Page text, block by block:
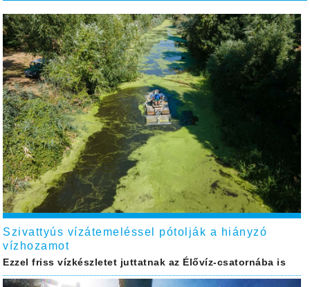
Szivattyús vízátemeléssel pótolják a hiányzó
vízhozamot
Ezzel friss vízkészletet juttatnak az Élővíz-csatornába is